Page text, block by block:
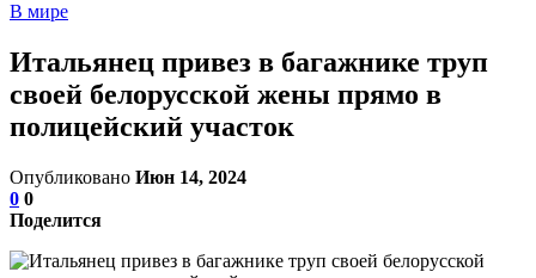
В мире
Итальянец привез в багажнике труп
своей белорусской жены прямо в
полицейский участок
Опубликовано Июн 14, 2024
0 0
Поделится